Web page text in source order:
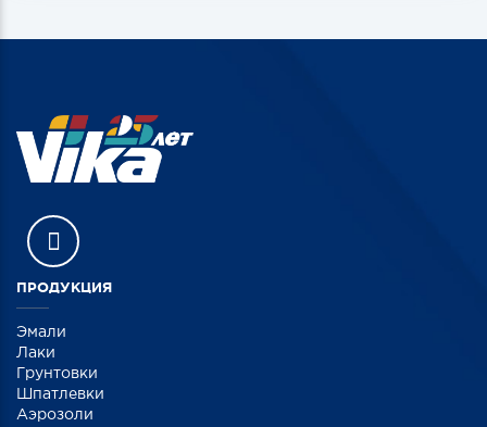
ПРОДУКЦИЯ
Эмали
Лаки
Грунтовки
Шпатлевки
Аэрозоли